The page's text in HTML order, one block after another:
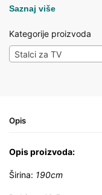
Saznaj više
Kategorije proizvoda
Stalci za TV
Opis
Opis proizvoda:
Širina: 190cm